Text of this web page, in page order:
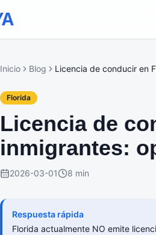
Inicio Blog Licencia de conducir en
Florida
Licencia de
inmigrantes:
2026-03-01 8 min
Respuesta rápida
Florida actualmente NO emite